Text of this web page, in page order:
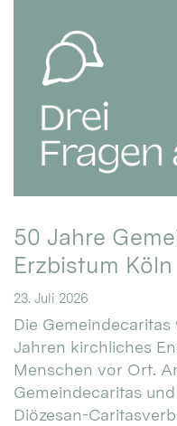
50 Jahre
Erzbistum Köln
23. Juli 2026
Die
Jahren kirchliches
Menschen vor Ort.
Gemeindecaritas
Diözesan-